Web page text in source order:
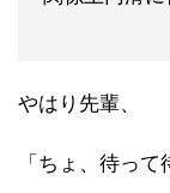
やはり先輩、
「ちょ、待って